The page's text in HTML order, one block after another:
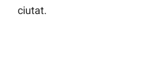
ciutat.